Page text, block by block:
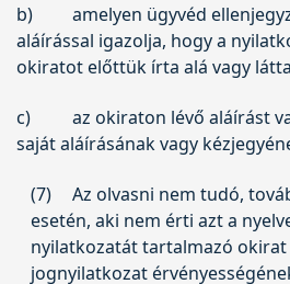
b)
amelyen ügyvéd
aláírással igazolja, hogy a
okiratot előttük írta alá vagy
c)
az okiraton lévő aláírást
saját aláírásának vagy
(7)
Az olvasni nem tudó,
esetén, aki nem érti azt a
nyilatkozatát tartalmazó okirat
jognyilatkozat